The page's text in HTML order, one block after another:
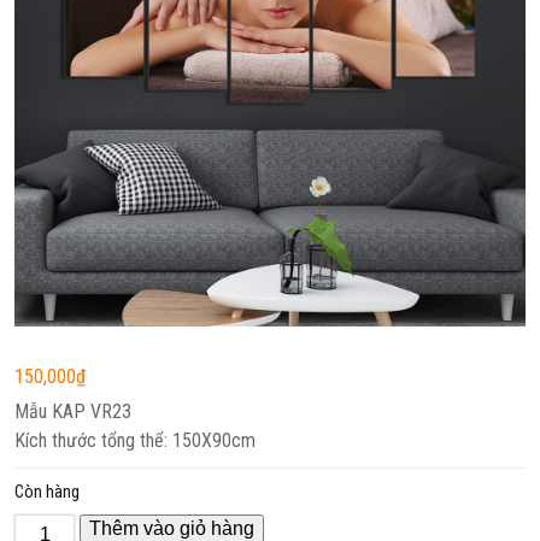
150,000₫
Mẫu KAP VR23
Kích thước tổng thể: 150X90cm
Còn hàng
Thêm vào giỏ hàng